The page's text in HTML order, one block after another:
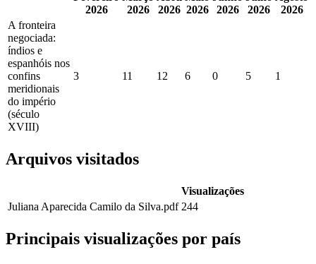
2026
2026
2026 2026
2026
2026
2026
A fronteira
negociada:
índios e
espanhóis nos
confins
meridionais
do império
(século
XVIII)
3 11 12 6 0 5 1
Arquivos visitados
Visualizações
Juliana Aparecida Camilo da Silva.pdf 244
Principais visualizações por país